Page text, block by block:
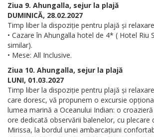
Ziua 9. Ahungalla, sejur la plajă
DUMINICĂ, 28.02.2027
Timp liber la dispoziție pentru plajă și
• Cazare în Ahungalla hotel de 4* ( Hotel Riu
similar).
• Mese: All Inclusive.
Ziua 10. Ahungalla, sejur la plajă
LUNI, 01.03.2027
Timp liber la dispoziție pentru plajă și
care doresc, vă propunem o excursie
lumea marină a Oceanului Indian: o
ore dedicată observării balenelor, cu plecare
Mirissa, la bordul unei ambarcațiuni